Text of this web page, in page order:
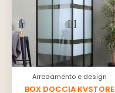
Arredamento e design
BOX DOCCIA KVSTORE